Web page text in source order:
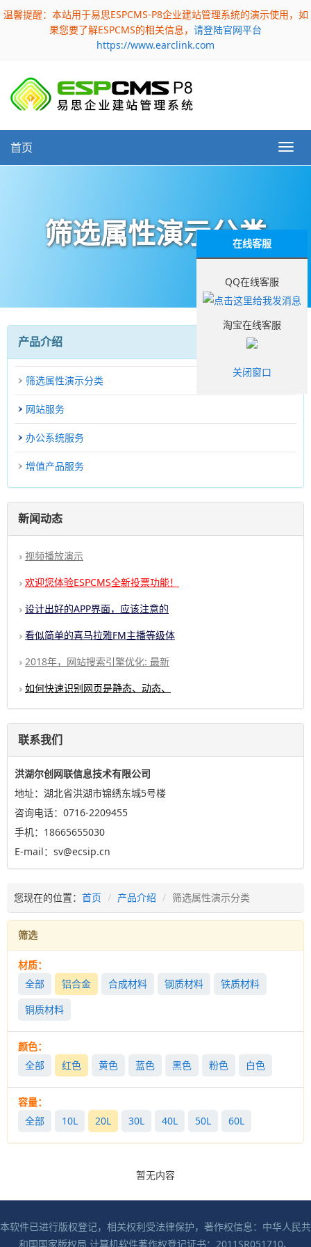
温馨提醒：本站用于易思ESPCMS-P8企业建站管理系统的演示使用，如
果您要了解ESPCMS的相关信息， 请登陆官网平台
https://www.earclink.com
首页
筛选属性演示分类
产品介绍
筛选属性演示分类
网站服务
办公系统服务
增值产品服务
新闻动态
视频播放演示
欢迎您体验ESPCMS全新投票功能！
设计出好的APP界面，应该注意的
看似简单的喜马拉雅FM主播等级体
2018年，网站搜索引擎优化: 最新
如何快速识别网页是静态、动态、
联系我们
洪湖尔创网联信息技术有限公司
地址：湖北省洪湖市锦绣东城5号楼
咨询电话：0716-2209455
手机：18665655030
E-mail：sv@ecsip.cn
您现在的位置： 首页 产品介绍 筛选属性演示分类
筛选
材质：
全部
铝合金 合成材料 钢质材料
铁质材料
铜质材料
颜色：
全部
红色 黄色 蓝色 黑色 粉色 白色
容量：
全部
10L 20L 30L 40L 50L 60L
暂无内容
本软件已进行版权登记，相关权利受法律保护，著作权信息：中华人民共
和国国家版权局 计算机软件著作权登记证书：2011SR051710、
在线客服
QQ在线客服
淘宝在线客服
关闭窗口